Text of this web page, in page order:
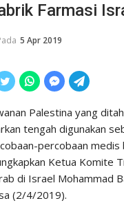
Farmasi
5 Apr 2019
Palestina yang
tengah digunakan
percobaan medis
Ketua Komite
di Israel Mohammad
(2/4/2019).